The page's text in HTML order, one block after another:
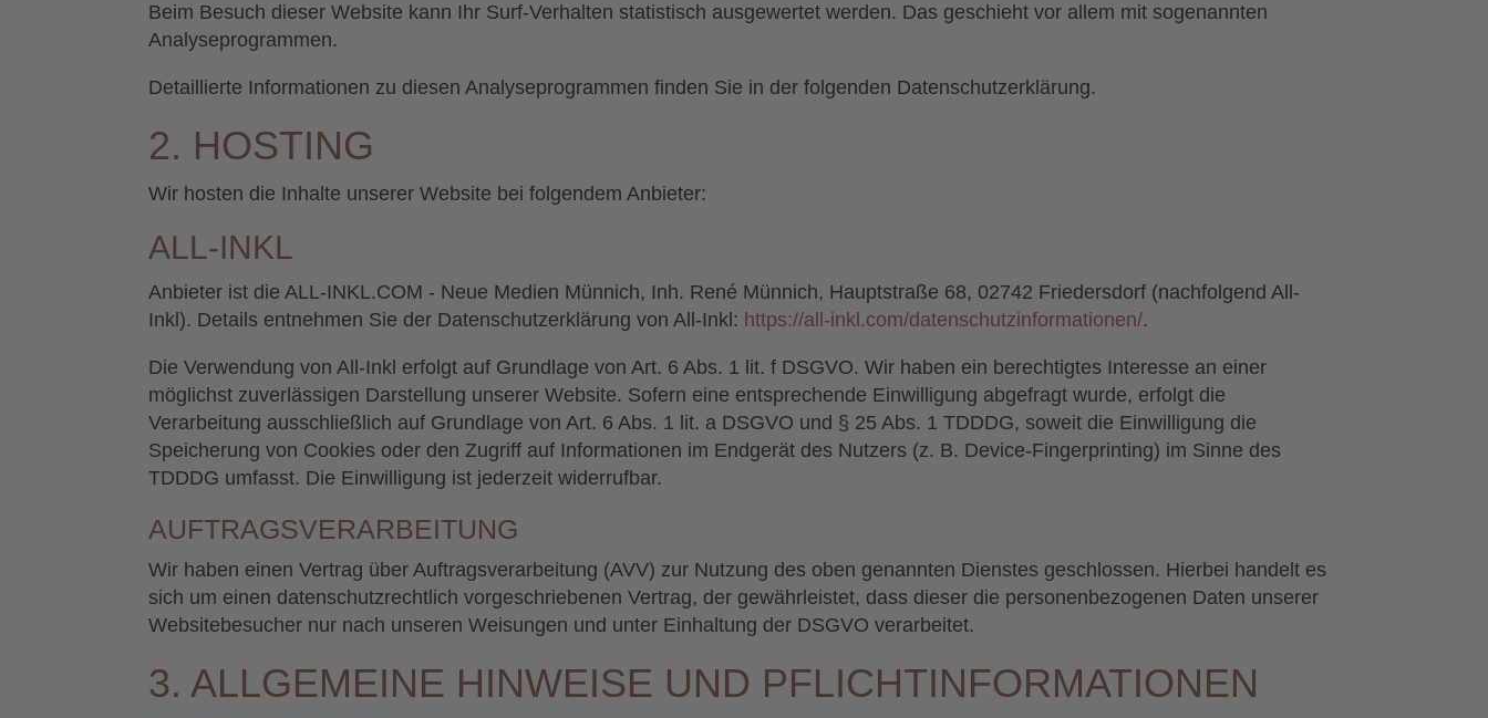
Beim Besuch dieser Website kann Ihr Surf-Verhalten statistisch ausgewertet werden. Das geschieht vor allem mit sogenannten
Analyseprogrammen.
Detaillierte Informationen zu diesen Analyseprogrammen finden Sie in der folgenden Datenschutzerklärung.
2. HOSTING
Wir hosten die Inhalte unserer Website bei folgendem Anbieter:
ALL-INKL
Anbieter ist die ALL-INKL.COM - Neue Medien Münnich, Inh. René Münnich, Hauptstraße 68, 02742 Friedersdorf (nachfolgend All-
Inkl). Details entnehmen Sie der Datenschutzerklärung von All-Inkl: https://all-inkl.com/datenschutzinformationen/.
Die Verwendung von All-Inkl erfolgt auf Grundlage von Art. 6 Abs. 1 lit. f DSGVO. Wir haben ein berechtigtes Interesse an einer
möglichst zuverlässigen Darstellung unserer Website. Sofern eine entsprechende Einwilligung abgefragt wurde, erfolgt die
Verarbeitung ausschließlich auf Grundlage von Art. 6 Abs. 1 lit. a DSGVO und § 25 Abs. 1 TDDDG, soweit die Einwilligung die
Speicherung von Cookies oder den Zugriff auf Informationen im Endgerät des Nutzers (z. B. Device-Fingerprinting) im Sinne des
TDDDG umfasst. Die Einwilligung ist jederzeit widerrufbar.
AUFTRAGSVERARBEITUNG
Wir haben einen Vertrag über Auftragsverarbeitung (AVV) zur Nutzung des oben genannten Dienstes geschlossen. Hierbei handelt es
sich um einen datenschutzrechtlich vorgeschriebenen Vertrag, der gewährleistet, dass dieser die personenbezogenen Daten unserer
Websitebesucher nur nach unseren Weisungen und unter Einhaltung der DSGVO verarbeitet.
3. ALLGEMEINE HINWEISE UND PFLICHT­INFORMATIONEN